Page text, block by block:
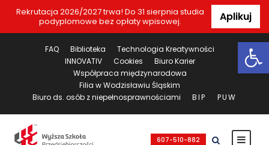
Rekrutacja 2026/2027 trwa! Do 31 sierpnia studia
podyplomowe bez opłaty wpisowej.
Aplikuj
FAQ Biblioteka
Technologia Kreatywności
INNOVATIV
Cookies
Biuro Karier
Współpraca międzynarodowa
Filia w Wodzisławiu Śląskim
Biuro ds. osób z niepełnosprawnościami
BIP PUW
607-510-882